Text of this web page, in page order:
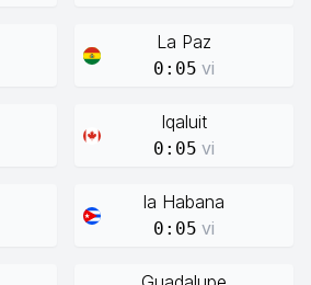
La Paz
0:05 vi
Iqaluit
0:05 vi
la Habana
0:05 vi